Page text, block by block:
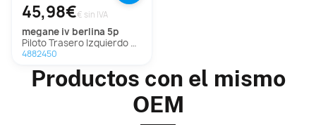
45,98€€ sin IVA
megane iv berlina 5p
Piloto Trasero Izquierdo Paragolpes Para Renault Megane Iv Berlina 5P
4882450
Productos con el mismo
OEM